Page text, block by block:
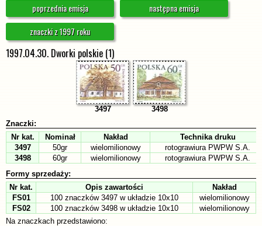
poprzednia emisja
następna emisja
znaczki z 1997 roku
1997.04.30. Dworki polskie (1)
3497
3498
Znaczki:
Nr kat.
Nominał Nakład
Technika druku
3497
50gr wielomilionowy
rotograwiura PWPW S.A.
3498
60gr wielomilionowy
rotograwiura PWPW S.A.
Formy sprzedaży:
Nr kat.
Opis zawartości
Nakład
FS01
100 znaczków 3497 w układzie 10x10
wielomilionowy
FS02
100 znaczków 3498 w układzie 10x10
wielomilionowy
Na znaczkach przedstawiono: